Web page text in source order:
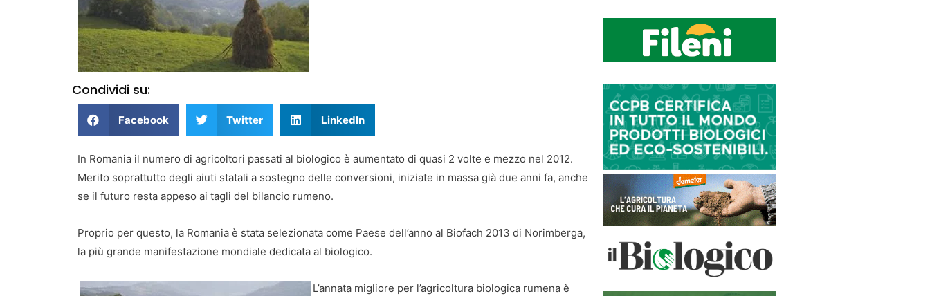
Condividi su:
Facebook Twitter LinkedIn
In Romania il numero di agricoltori passati al biologico è aumentato di quasi 2 volte e mezzo nel 2012.
Merito soprattutto degli aiuti statali a sostegno delle conversioni, iniziate in massa già due anni fa, anche
se il futuro resta appeso ai tagli del bilancio rumeno.
Proprio per questo, la Romania è stata selezionata come Paese dell’anno al Biofach 2013 di Norimberga,
la più grande manifestazione mondiale dedicata al biologico.
L’annata migliore per l’agricoltura biologica rumena è